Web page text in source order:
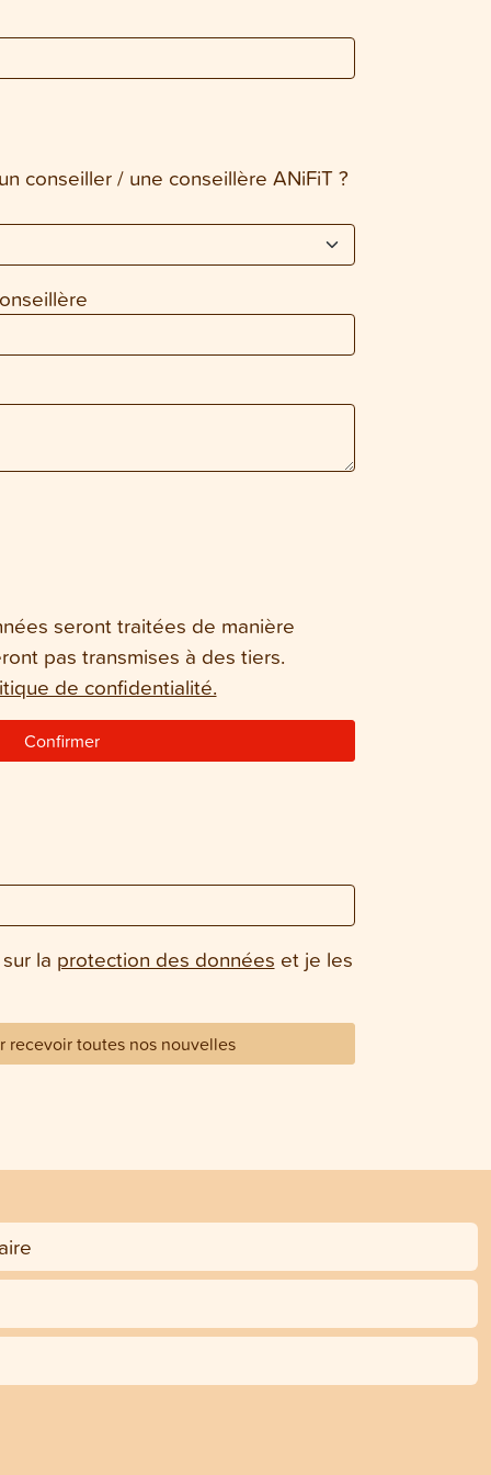
conseiller / une conseillère ANiFiT ?
seront traitées de manière
pas transmises à des tiers.
de confidentialité.
Confirmer
la protection des données et je les
recevoir toutes nos nouvelles